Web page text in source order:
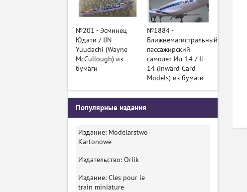
№201 - Эсминец
Юдати / IJN
Yuudachi (Wayne
McCullough) из
бумаги
№1884 -
Ближнемагистральный
пассажирский
самолет Ил-14 / Il-
14 (Inward Card
Models) из бумаги
Популярные издания
Издание: Modelarstwo
Kartonowe
Издательство: Orlik
Издание: Cles pour le
train miniature